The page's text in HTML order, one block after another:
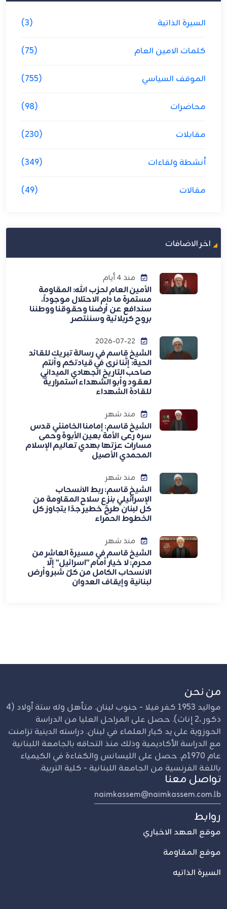
السيرة الذاتية (3)
كلمات الامين العام (75)
الموقف السياسي (755)
محاضرات (98)
مقابلات (230)
أنشطة ولقاءات (349)
مقالات (49)
اخر الاضافات
منذ 4 أيام
الأمين العام لحزب الله: المقاومة
مستمرة ما دام الاحتلال موجوداً،
سندافع عن أرضنا وحقوقنا ووطننا
بروح كربلائية وسننتصر
الشيخ قاسم في رسالة تبريك للقائد
الحية: إنَّنا نرى في قيادتكم وأنتم
صاحب التاريخ الجهادي الميداني
لعقود وأبو الشهداء استمراريةً
للقادة الشهداء
منذ شهر
الشيخ قاسم: إمامنا الخامنئي قدس
سره رعى الأمة بعين الأبوة وحمى
مسارات عزتها بهدي تعاليم الإسلام
المحمدي الأصيل
منذ شهر
الشيخ قاسم: ربط الانسحاب
الإسرائيلي بنزع سلاح المقاومة من
كل لبنان طرحٌ خطير جدًا يتجاوز كل
الخطوط الحمراء
منذ شهر
الشيخ قاسم في مسيرة العاشر من
محرم: لا خيار أمام "اسرائيل" إلّا
الانسحاب الكامل من كلّ شبر وأرض
لبنانية وإيقاف العدوان
من نحن
مواليد 1953 كفر فيلا - جنوب لبنان. متأهل وله ستة أولاد (4
ذكور ،2 إناث). حصل على المراحل العليا من الدراسة
الحوزوية على يد كبار العلماء في لبنان. دراسته الدينية تزامنت
مع الدراسة الأكاديمية وذلك منذ التحاقه بالجامعة اللبنانية
عام 1970م. حصل على الليسانس والكفاءة في الكيمياء
باللغة الفرنسية من الجامعة اللبنانية - كلية التربية.
تواصل معنا
naimkassem@naimkassem.com.lb
روابط
موقع العهد الاخباري
موقع المقاومة
السيرة الذاتيه